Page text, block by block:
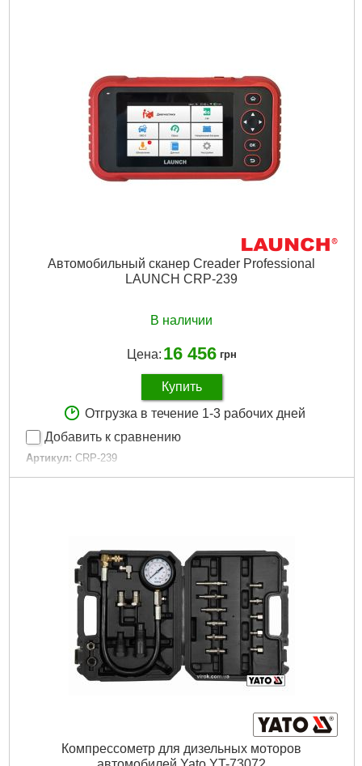
Автомобильный сканер Creader Professional
LAUNCH CRP-239
В наличии
Цена: 16 456 грн
Купить
Отгрузка в течение 1-3 рабочих дней
Добавить к сравнению
Артикул: CRP-239
Код товара: 22.64.12
Оперативная память: 0.5 Гб
Соединение: 16-ти контактный OBDII разъем
Аккумулятор:
4000 mAh
Беспроводное подключение:
Рабочая температура:
от -10°С до 55°C
228x125x35 мм
Габаритные размеры: 228x125x35мм
Рабочая темп: -10°С до 55°C
Габариты упаковки: 275x80x220 мм
Компрессометр для дизельных моторов